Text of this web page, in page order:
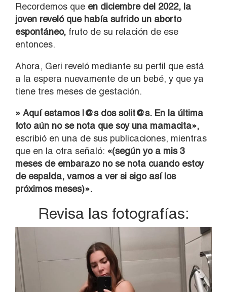
Recordemos que en diciembre del 2022, la
joven reveló que había sufrido un aborto
espontáneo, fruto de su relación de ese
entonces.
Ahora, Geri reveló mediante su perfil que está
a la espera nuevamente de un bebé, y que ya
tiene tres meses de gestación.
» Aquí estamos l@s dos solit@s. En la última
foto aún no se nota que soy una mamacita»,
escribió en una de sus publicaciones, mientras
que en la otra señaló: «(según yo a mis 3
meses de embarazo no se nota cuando estoy
de espalda, vamos a ver si sigo así los
próximos meses)».
Revisa las fotografías: